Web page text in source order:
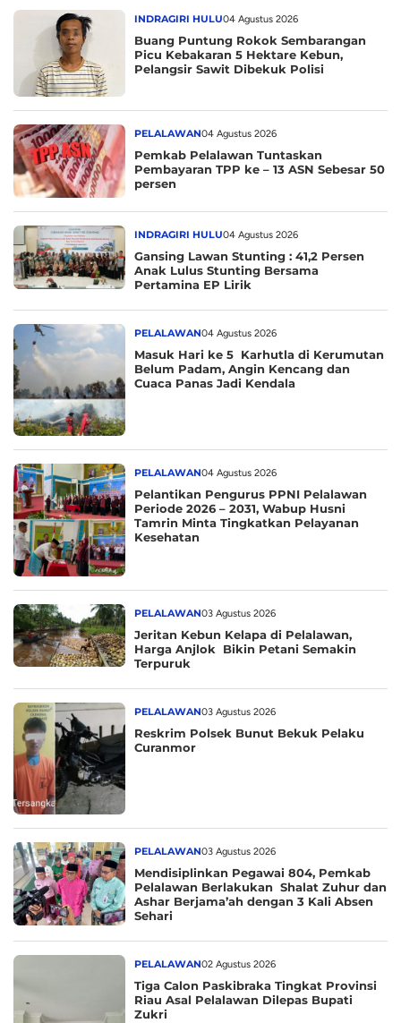
INDRAGIRI HULU04 Agustus 2026
Buang Puntung Rokok Sembarangan
Picu Kebakaran 5 Hektare Kebun,
Pelangsir Sawit Dibekuk Polisi
PELALAWAN04 Agustus 2026
Pemkab Pelalawan Tuntaskan
Pembayaran TPP ke – 13 ASN Sebesar 50
persen
INDRAGIRI HULU04 Agustus 2026
Gansing Lawan Stunting : 41,2 Persen
Anak Lulus Stunting Bersama
Pertamina EP Lirik
PELALAWAN04 Agustus 2026
Masuk Hari ke 5 Karhutla di Kerumutan
Belum Padam, Angin Kencang dan
Cuaca Panas Jadi Kendala
PELALAWAN04 Agustus 2026
Pelantikan Pengurus PPNI Pelalawan
Periode 2026 – 2031, Wabup Husni
Tamrin Minta Tingkatkan Pelayanan
Kesehatan
PELALAWAN03 Agustus 2026
Jeritan Kebun Kelapa di Pelalawan,
Harga Anjlok Bikin Petani Semakin
Terpuruk
PELALAWAN03 Agustus 2026
Reskrim Polsek Bunut Bekuk Pelaku
Curanmor
PELALAWAN03 Agustus 2026
Mendisiplinkan Pegawai 804, Pemkab
Pelalawan Berlakukan Shalat Zuhur dan
Ashar Berjama’ah dengan 3 Kali Absen
Sehari
PELALAWAN02 Agustus 2026
Tiga Calon Paskibraka Tingkat Provinsi
Riau Asal Pelalawan Dilepas Bupati
Zukri